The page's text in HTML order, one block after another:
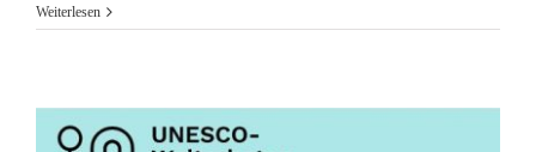
Weiterlesen